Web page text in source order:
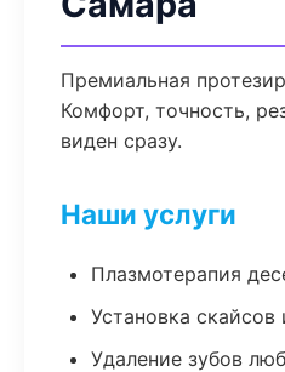
Премиальная
Комфорт, точность,
виден сразу.
Наши услуги
Плазмотерапия
Установка
Удаление зубов